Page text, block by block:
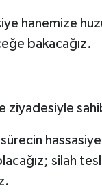
hanemize
bakacağız.
ziyadesiyle
silah